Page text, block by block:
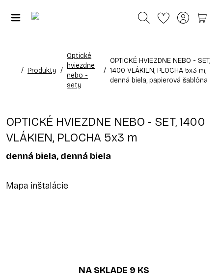
/ Produkty /
Optické
hviezdne
nebo -
sety
/
OPTICKÉ HVIEZDNE NEBO - SET,
1400 VLÁKIEN, PLOCHA 5x3 m,
denná biela, papierová šablóna
OPTICKÉ HVIEZDNE NEBO - SET, 1400
VLÁKIEN, PLOCHA 5x3 m
denná biela, denná biela
Mapa inštalácie
NA SKLADE 9 KS